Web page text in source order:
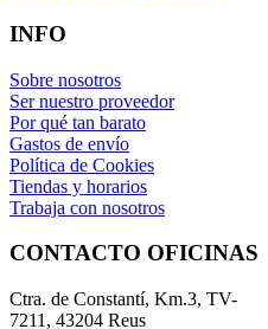
INFO
Sobre nosotros
Ser nuestro proveedor
Por qué tan barato
Gastos de envío
Política de Cookies
Tiendas y horarios
Trabaja con nosotros
CONTACTO OFICINAS
Ctra. de Constantí, Km.3, TV-
7211, 43204 Reus